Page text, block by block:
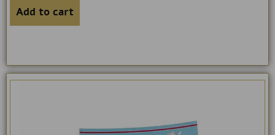
Add to cart